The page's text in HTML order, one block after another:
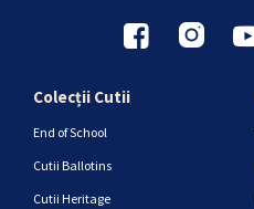
Colecții Cutii
End of School
Cutii Ballotins
Cutii Heritage